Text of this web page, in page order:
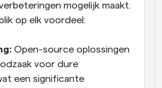
mogelijk maakt.
op elk voordeel:
Open-source oplossingen
voor dure
een significante